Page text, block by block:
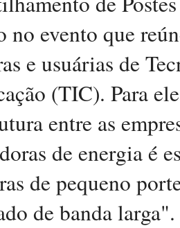
no evento que
e usuárias de
(TIC). Para
entre as
de energia é
de pequeno
de banda larga".